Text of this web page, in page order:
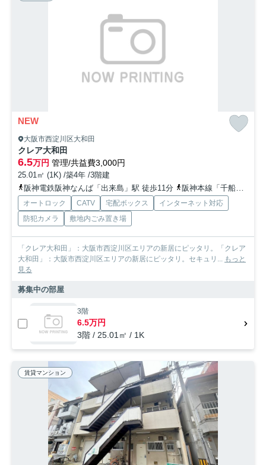
NEW
大阪市西淀川区大和田
クレア大和田
6.5万円 管理/共益費3,000円
25.01㎡ (1K) /築4年 /3階建
阪神電鉄阪神なんば「出来島」駅 徒歩11分
阪神本線「千船」駅 徒歩9分
オートロック CATV 宅配ボックス
インターネット対応
防犯カメラ
敷地内ごみ置き場
「クレア大和田」：大阪市西淀川区エリアの新居にピッタリ。「クレア
大和田」：大阪市西淀川区エリアの新居にピッタリ。セキュリ... もっと
見る
募集中の部屋
3階
6.5万円
3階 / 25.01㎡ / 1K
賃貸マンション